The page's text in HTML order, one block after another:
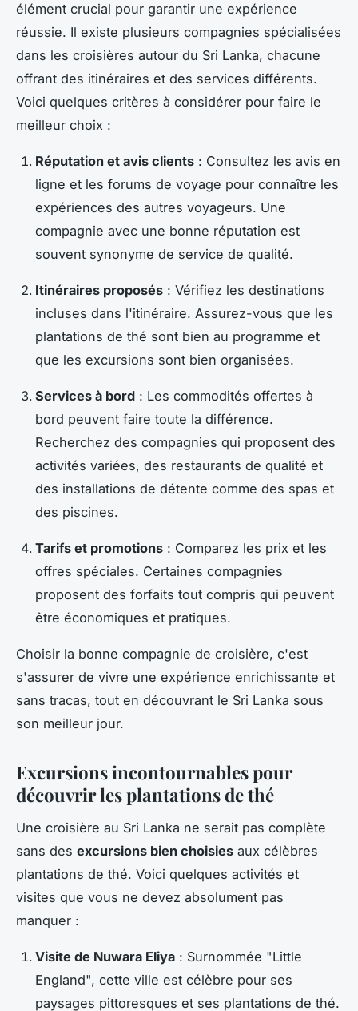
élément crucial pour garantir une expérience
réussie. Il existe plusieurs compagnies spécialisées
dans les croisières autour du Sri Lanka, chacune
offrant des itinéraires et des services différents.
Voici quelques critères à considérer pour faire le
meilleur choix :
Réputation et avis clients : Consultez les avis en
ligne et les forums de voyage pour connaître les
expériences des autres voyageurs. Une
compagnie avec une bonne réputation est
souvent synonyme de service de qualité.
Itinéraires proposés : Vérifiez les destinations
incluses dans l'itinéraire. Assurez-vous que les
plantations de thé sont bien au programme et
que les excursions sont bien organisées.
Services à bord : Les commodités offertes à
bord peuvent faire toute la différence.
Recherchez des compagnies qui proposent des
activités variées, des restaurants de qualité et
des installations de détente comme des spas et
des piscines.
Tarifs et promotions : Comparez les prix et les
offres spéciales. Certaines compagnies
proposent des forfaits tout compris qui peuvent
être économiques et pratiques.
Choisir la bonne compagnie de croisière, c'est
s'assurer de vivre une expérience enrichissante et
sans tracas, tout en découvrant le Sri Lanka sous
son meilleur jour.
Excursions incontournables pour
découvrir les plantations de thé
Une croisière au Sri Lanka ne serait pas complète
sans des excursions bien choisies aux célèbres
plantations de thé. Voici quelques activités et
visites que vous ne devez absolument pas
manquer :
Visite de Nuwara Eliya : Surnommée "Little
England", cette ville est célèbre pour ses
paysages pittoresques et ses plantations de thé.